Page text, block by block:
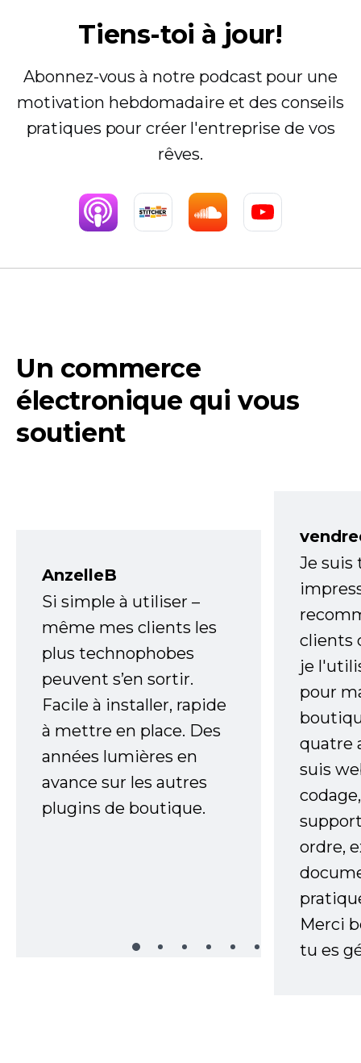
Tiens-toi à jour!
Abonnez-vous à notre podcast pour une
motivation hebdomadaire et des conseils
pratiques pour créer l'entreprise de vos
rêves.
Un commerce
électronique qui vous
soutient
AnzelleB
Si simple à utiliser –
même mes clients les
plus technophobes
peuvent s’en sortir.
Facile à installer, rapide
à mettre en place. Des
années lumières en
avance sur les autres
plugins de boutique.
Je
clients
je
pour
quatre
suis
ordre,
Merci
tu es